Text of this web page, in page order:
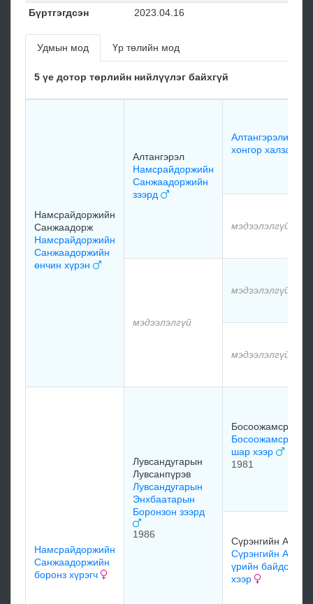
Бүртгэгдсэн
2023.04.16
Удмын мод Үр төлийн мод
5 үе дотор төрлийн нийлүүлэг байхгүй
Намсрайдоржийн
Санжаадорж
Намсрайдоржийн
Санжаадоржийн
өнчин хүрэн
Алтангэрэл
Намсрайдоржийн
Санжаадоржийн
зээрд
Алтангэрэлийн
хонгор халзан
мэдээлэлгүй
мэдээлэлгүй
мэдээлэлгүй
мэдээлэлгүй
Намсрайдоржийн
Санжаадоржийн
боронз хүрэгч
Лувсандугарын
Лувсанпүрэв
Лувсандугарын
Энхбаатарын
Боронзон зээрд
1986
Босоожамсран
шар хээр
1981
Сүрэнгийн Ар-Үр
Сүрэнгийн Ар-
үрийн байдсан
хээр